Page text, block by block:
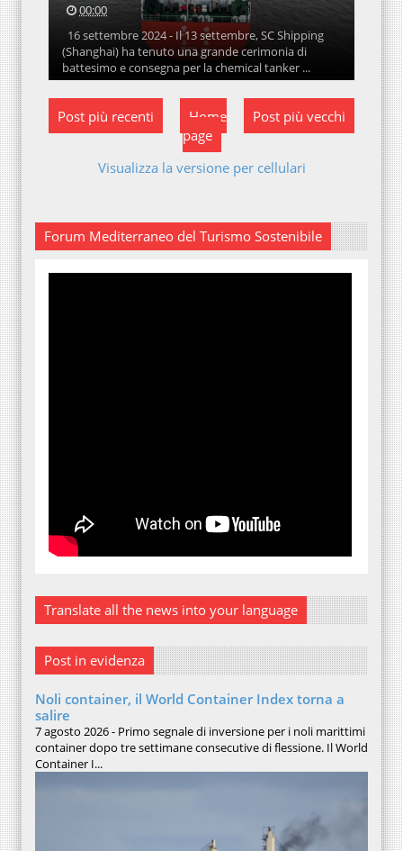
00:00
16 settembre 2024 - Il 13 settembre, SC Shipping
(Shanghai) ha tenuto una grande cerimonia di
battesimo e consegna per la chemical tanker ...
Post più recenti Post più vecchi
Home
page
Visualizza la versione per cellulari
Forum Mediterraneo del Turismo Sostenibile
Translate all the news into your language
Post in evidenza
Noli container, il World Container Index torna a
salire
7 agosto 2026 - Primo segnale di inversione per i noli marittimi
container dopo tre settimane consecutive di flessione. Il World
Container I...